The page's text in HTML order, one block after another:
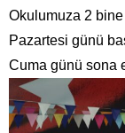
Okulumuza 2 bine
Pazartesi günü
Cuma günü sona